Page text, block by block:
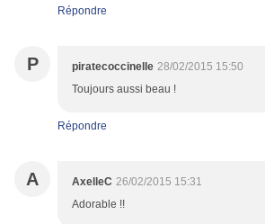
Répondre
P piratecoccinelle 28/02/2015 15:50
Toujours aussi beau !
Répondre
A AxelleC 26/02/2015 15:31
Adorable !!